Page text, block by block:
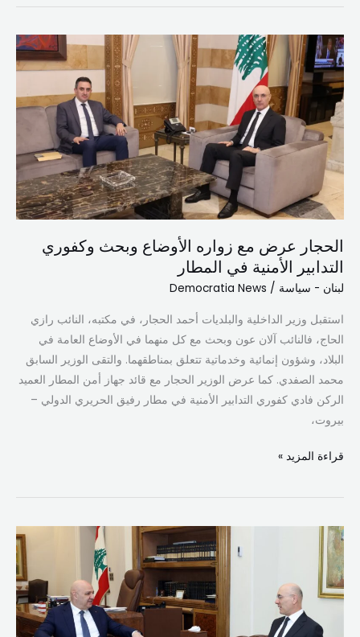
الحجار عرض مع زواره الأوضاع وبحث وكفوري
التدابير الأمنية في المطار
لبنان - سياسة /
Democratia News
استقبل وزير الداخلية والبلديات أحمد الحجار، في مكتبه، النائب رازي
الحاج، فالنائب آلان عون وبحث مع كل منهما في الأوضاع العامة في
البلاد، وشؤون إنمائية وخدماتية تتعلق بمناطقهما. والتقى الوزير السابق
محمد الصفدي. كما عرض الوزير الحجار مع قائد جهاز أمن المطار العميد
الركن فادي كفوري التدابير الأمنية في مطار رفيق الحريري الدولي –
بيروت،
الحجار
عرض
مع
زواره
الأوضاع
وبحث
وكفوري
التدابير
الأمنية
في
المطار
قراءة المزيد »
هذا
ما
دار
بين